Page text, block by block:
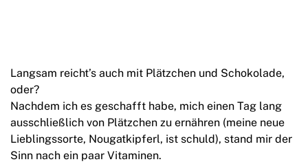
Langsam reicht’s auch mit Plätzchen und Schokolade,
oder?
Nachdem ich es geschafft habe, mich einen Tag lang
ausschließlich von Plätzchen zu ernähren (meine neue
Lieblingssorte, Nougatkipferl, ist schuld), stand mir der
Sinn nach ein paar Vitaminen.